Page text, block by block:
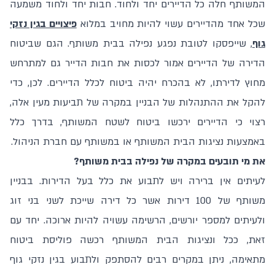
המשותף חלה כל הדיירים יחד ולחוד. חבות יחד ולחוד משמעה
שכל אחד מהדיירים עשוי להיות מחויב במלואפיצויים בגין נזקי
גוף, שייפסקו לטובת נפגע נפילה בבית משותף. הגם שביטוח
הדירה של הדיירים אמור לכסות את חבות הדייר גם למתרחש
מחוץ לדירתו, לא בהכרח יהיה ביטוח לכלל הדיירים. לכן, כדי
להקל את ההתנהלות של הבניין במקרה של תביעות מעין אלה,
רצוי כי הדיירים ירכשו ביטוח לשטח המשותף, בדרך כלל
באמצעות נציגות הבית המשותף או במשותף עם חברת הניהול.
את מי תובעים במקרה של נפילה בבית משותף?
לעיתים אין ברירה ויש לתבוע את כלל בעל הדירות. בבניין
משותף של 100 דירות אשר כל דירה שייכת לשני בני זוג
ולעיתים למספר יורשים, הרשימה עשויה להיות ארוכה. יחד עם
זאת, ככל ונציגות הבית המשותף רכשה פוליסת ביטוח
מתאימה, ניתן במקרים רבים להסתפק ולתבוע בגין נזקי גוף